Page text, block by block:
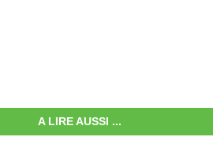
A LIRE AUSSI ...